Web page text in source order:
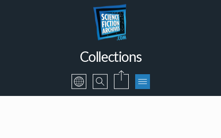
Collections